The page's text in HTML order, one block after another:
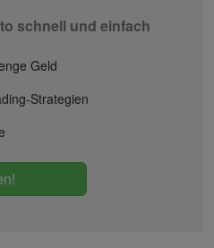
schnell und einfach
Geld
Strategien